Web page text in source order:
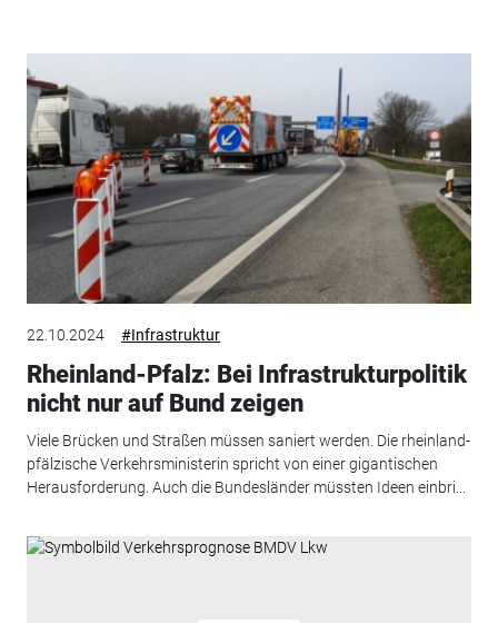
22.10.2024 #Infrastruktur
Rheinland-Pfalz: Bei Infrastrukturpolitik
nicht nur auf Bund zeigen
Viele Brücken und Straßen müssen saniert werden. Die rheinland-
pfälzische Verkehrsministerin spricht von einer gigantischen
Herausforderung. Auch die Bundesländer müssten Ideen einbri...